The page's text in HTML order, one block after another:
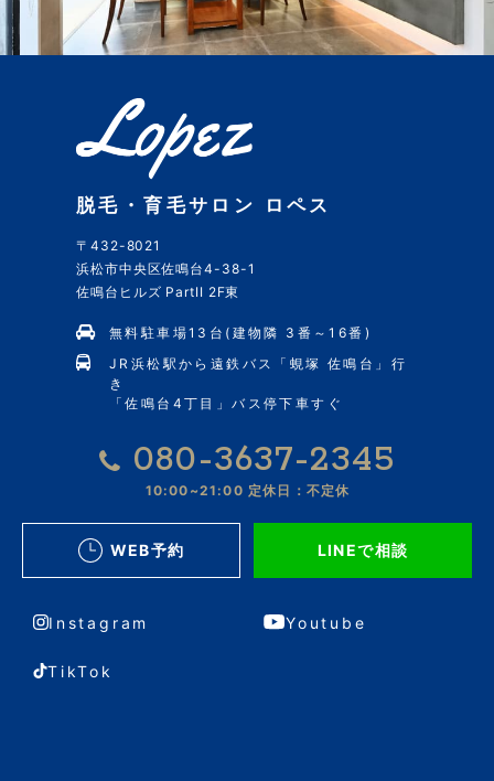
脱毛・育毛サロン ロペス
〒432-8021
浜松市中央区佐鳴台4-38-1
佐鳴台ヒルズ PartII 2F東
無料駐車場13台(建物隣 3番～16番)
JR浜松駅から遠鉄バス「蜆塚 佐鳴台」行
き
「佐鳴台4丁目」バス停下車すぐ
080-3637-2345
10:00~21:00 定休日：不定休
WEB予約 LINEで相談
Instagram Youtube
TikTok